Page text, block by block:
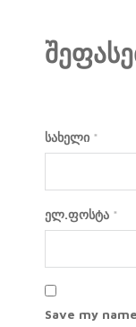
სახელი *
ელ.ფოსტა *
Save my